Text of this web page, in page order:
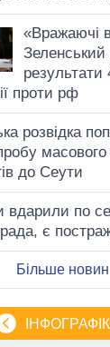
«Вражаючі
Зеленський
результати
проти рф
розвідка
до Сеути
вдарили по
є
Більше новин